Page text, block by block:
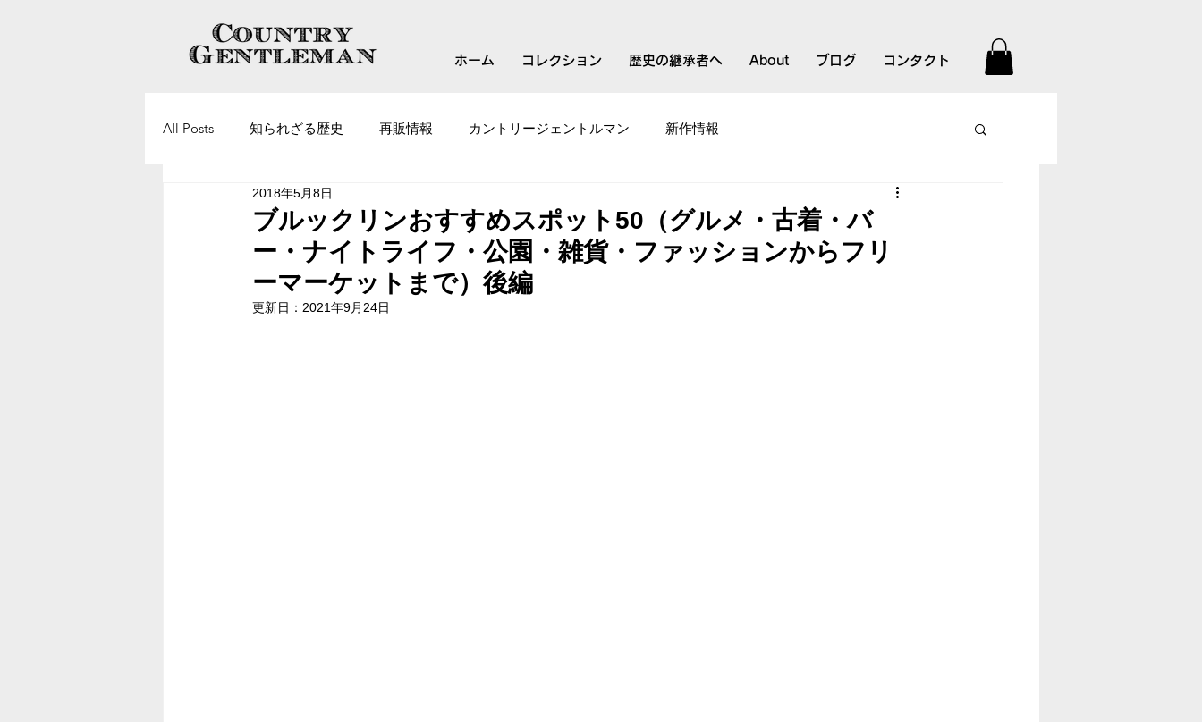
ホーム コレクション 歴史の継承者へ About ブログ コンタクト
All Posts 知られざる歴史 再販情報 カントリージェントルマン 新作情報
ヴィンテージアクセサリーについて
ブルックリンおすすめスポット50（グルメ・古着・バ
ー・ナイトライフ・公園・雑貨・ファッションからフリ
ーマーケットまで）後編
2018年5月8日
更新日： 2021年9月24日